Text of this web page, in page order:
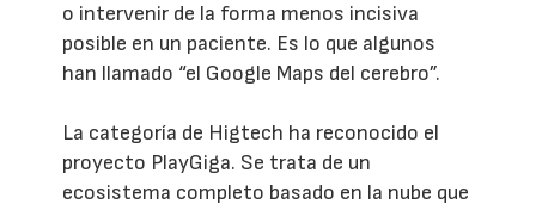
o intervenir de la forma menos incisiva
posible en un paciente. Es lo que algunos
han llamado “el Google Maps del cerebro”.
La categoría de Higtech ha reconocido el
proyecto PlayGiga. Se trata de un
ecosistema completo basado en la nube que